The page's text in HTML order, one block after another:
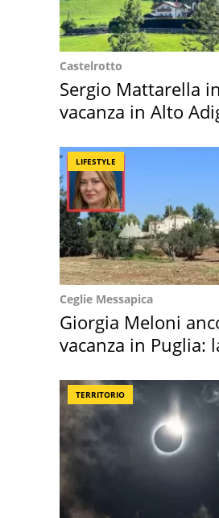
Castelrotto
Sergio Mattarella in
vacanza in Alto
LIFESTYLE
Ceglie Messapica
Giorgia Meloni
vacanza in Puglia:
TERRITORIO